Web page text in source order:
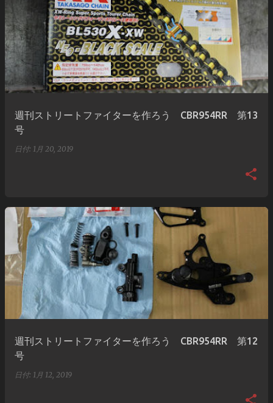
週刊ストリートファイターを作ろう CBR954RR 第13
号
日付: 1月 20, 2019
週刊ストリートファイターを作ろう CBR954RR 第12
号
日付: 1月 12, 2019